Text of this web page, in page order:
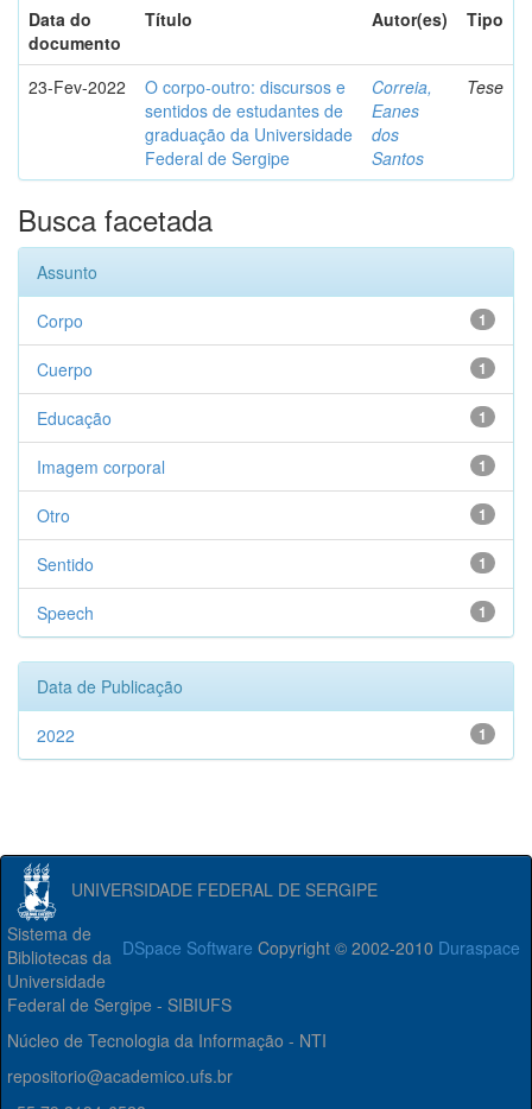
Data do
documento
Título Autor(es) Tipo
23-Fev-2022
O corpo-outro: discursos e
sentidos de estudantes de
graduação da Universidade
Federal de Sergipe
Correia,
Eanes
dos
Santos
Tese
Busca facetada
Assunto
1
Corpo
1
Cuerpo
1
Educação
1
Imagem corporal
1
Otro
1
Sentido
1
Speech
Data de Publicação
1
2022
UNIVERSIDADE FEDERAL DE SERGIPE
DSpace Software Copyright © 2002-2010 Duraspace
Sistema de
Bibliotecas da
Universidade
Federal de Sergipe - SIBIUFS
Núcleo de Tecnologia da Informação - NTI
repositorio@academico.ufs.br